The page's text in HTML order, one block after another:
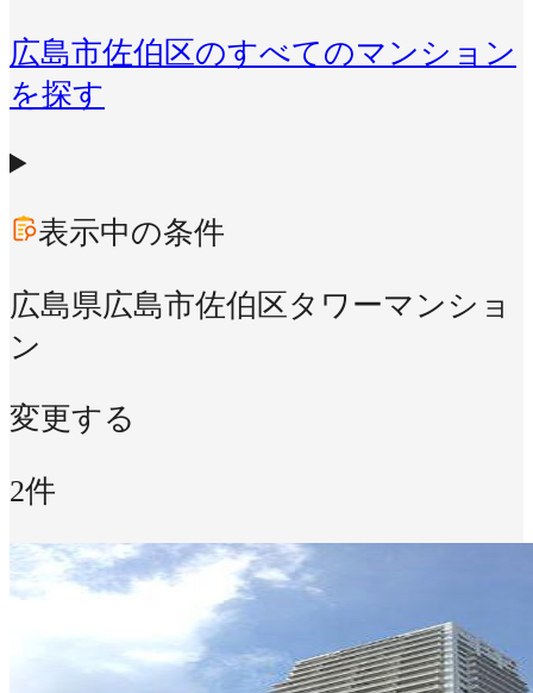
広島市佐伯区のすべてのマンション
を探す
表示中の条件
広島県広島市佐伯区 タワーマンショ
ン
変更する
2件